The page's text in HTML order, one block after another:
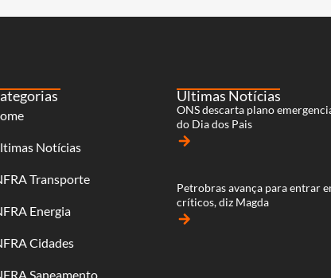
Notícias
Transporte
Energia
Cidades
Saneamento
Últimas Notícias
ONS descarta plano
do Dia dos Pais
arrow_forward
Petrobras avança para entrar
críticos, diz Magda
arrow_forward